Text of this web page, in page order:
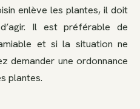
enlève les plantes, il doit
Il est préférable de
et si la situation ne
demander une ordonnance
plantes.